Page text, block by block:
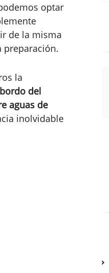
optar
de la misma
preparación.
la
del
aguas de
inolvidable